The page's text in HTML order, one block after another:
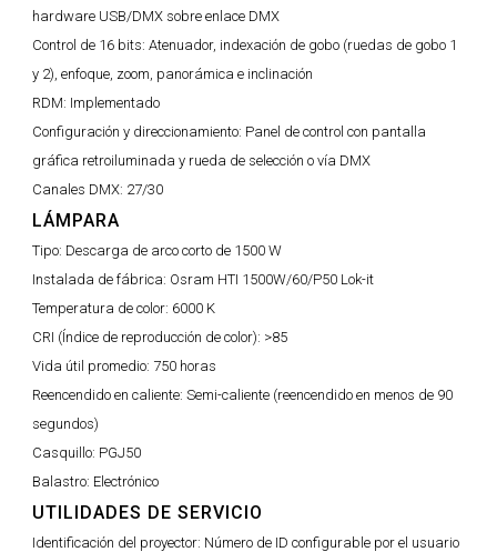
hardware USB/DMX sobre enlace DMX
Control de 16 bits: Atenuador, indexación de gobo (ruedas de gobo 1
y 2), enfoque, zoom, panorámica e inclinación
RDM: Implementado
Configuración y direccionamiento: Panel de control con pantalla
gráfica retroiluminada y rueda de selección o vía DMX
Canales DMX: 27/30
LÁMPARA
Tipo: Descarga de arco corto de 1500 W
Instalada de fábrica: Osram HTI 1500W/60/P50 Lok-it
Temperatura de color: 6000 K
CRI (Índice de reproducción de color): >85
Vida útil promedio: 750 horas
Reencendido en caliente: Semi-caliente (reencendido en menos de 90
segundos)
Casquillo: PGJ50
Balastro: Electrónico
UTILIDADES DE SERVICIO
Identificación del proyector: Número de ID configurable por el usuario